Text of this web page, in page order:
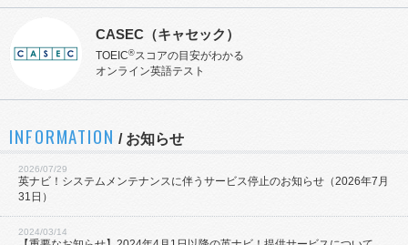
CASEC （キャセック）
TOEIC®スコアの目安がわかる
オンライン英語テスト
INFORMATION / お知らせ
2026/07/29
英ナビ！システムメンテナンスに伴うサービス停止のお知らせ（2026年7月
31日）
2024/03/14